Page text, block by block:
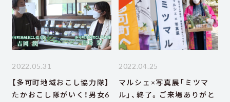
2022.05.31
【多可町地域おこし協力隊】
たかおこし隊がいく！男女6
2022.04.25
マルシェ×写真展「ミツマ
ル」、終了。ご来場ありがと